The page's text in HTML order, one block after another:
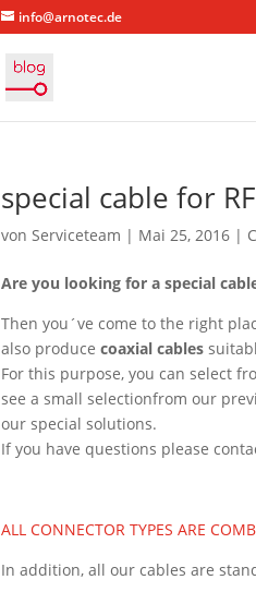
info@arnotec.de
special cable for
vonServiceteam | Mai 25, 2016 |
Are you looking for a special
Then you´ve come to the right
also producecoaxial cables
For this purpose, you can select
seea small selectionfrom our
our special solutions.
If you have questions please
ALL CONNECTOR TYPES ARE
In addition, all our cables are